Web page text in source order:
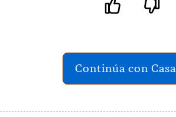
Continúa con